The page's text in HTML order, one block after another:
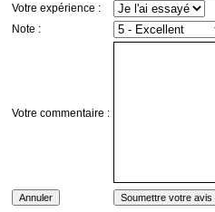
Votre expérience :
Note :
Votre commentaire :